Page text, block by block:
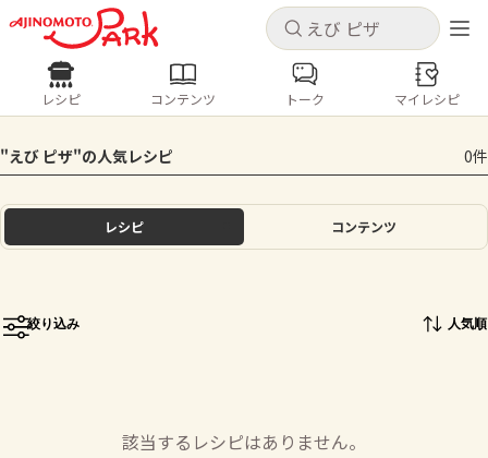
キャンセル
ログインするとレシピを保存できます
ログイン
ホーム
トーク
キャンセル
レシピ コンテンツ
人気の食材・レシピ
きゅうり なす トマト
とうもろこし
レシピ コンテンツ トーク マイレシピ
"えび ピザ"の人気レシピ 0件
レシピ コンテンツ
絞り込み 人気順
該当するレシピはありません。